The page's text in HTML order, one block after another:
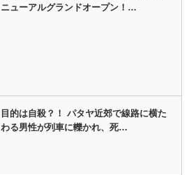
ニューアルグランドオープン！…
目的は自殺？！ パタヤ近郊で線路に横た
わる男性が列車に轢かれ、死…